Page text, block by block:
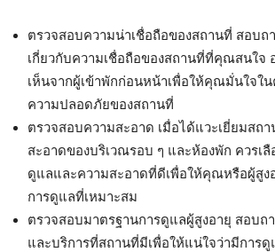
ตรวจสอบความน่าเชื่อถือของสถานที่ สอบ
เกี่ยวกับความเชื่อถือของสถานที่ที่คุณสนใจ
เห็นจากผู้เข้าพักก่อนหน้าเพื่อให้คุณมั่นใจใ
ความปลอดภัยของสถานที่
ตรวจสอบความสะอาด เมื่อได้แวะเยี่ยมสถ
สะอาดของบริเวณรอบ ๆ และห้องพัก ควรเ
ดูแลและความสะอาดที่ดีเพื่อให้คุณหรือผู้สูง
การดูแลที่เหมาะสม
ตรวจสอบมาตรฐานการดูแลผู้สูงอายุ สอบถ
และบริการที่สถานที่มีเพื่อให้แน่ใจว่ามีการดู